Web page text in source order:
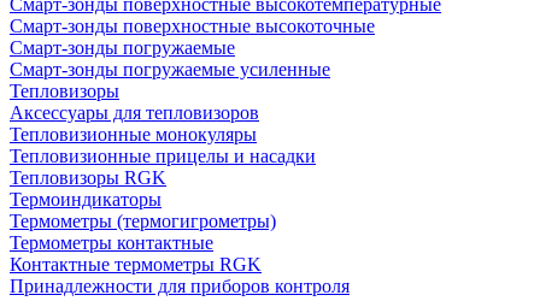
Смарт-зонды поверхностные высокотемпературные
Смарт-зонды поверхностные высокоточные
Смарт-зонды погружаемые
Смарт-зонды погружаемые усиленные
Тепловизоры
Аксессуары для тепловизоров
Тепловизионные монокуляры
Тепловизионные прицелы и насадки
Тепловизоры RGK
Термоиндикаторы
Термометры (термогигрометры)
Термометры контактные
Контактные термометры RGK
Принадлежности для приборов контроля